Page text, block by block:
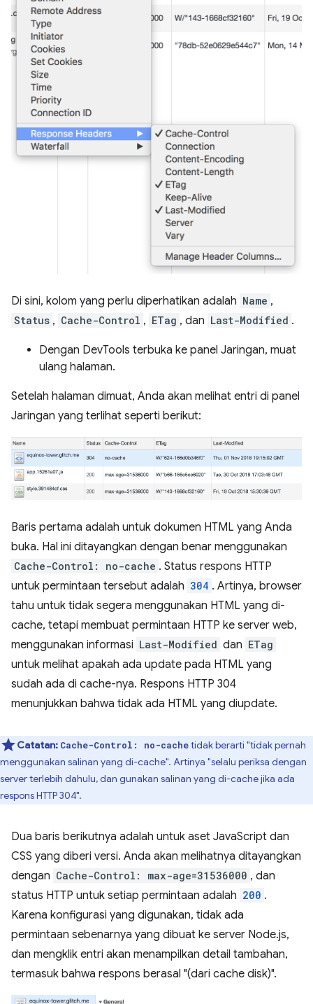
Di sini, kolom yang perlu diperhatikan adalah Name ,
Status , Cache-Control , ETag , dan Last-Modified .
Dengan DevTools terbuka ke panel Jaringan, muat
ulang halaman.
Setelah halaman dimuat, Anda akan melihat entri di panel
Jaringan yang terlihat seperti berikut:
Baris pertama adalah untuk dokumen HTML yang Anda
buka. Hal ini ditayangkan dengan benar menggunakan
Cache-Control: no-cache . Status respons HTTP
untuk permintaan tersebut adalah 304 . Artinya, browser
tahu untuk tidak segera menggunakan HTML yang di-
cache, tetapi membuat permintaan HTTP ke server web,
menggunakan informasi Last-Modified dan ETag
untuk melihat apakah ada update pada HTML yang
sudah ada di cache-nya. Respons HTTP 304
menunjukkan bahwa tidak ada HTML yang diupdate.
Catatan: Cache-Control: no-cachetidak berarti "tidak pernah
menggunakan salinan yang di-cache". Artinya "selalu periksa dengan
server terlebih dahulu, dan gunakan salinan yang di-cache jika ada
respons HTTP 304".
Dua baris berikutnya adalah untuk aset JavaScript dan
CSS yang diberi versi. Anda akan melihatnya ditayangkan
dengan Cache-Control: max-age=31536000 , dan
status HTTP untuk setiap permintaan adalah 200 .
Karena konfigurasi yang digunakan, tidak ada
permintaan sebenarnya yang dibuat ke server Node.js,
dan mengklik entri akan menampilkan detail tambahan,
termasuk bahwa respons berasal "(dari cache disk)".